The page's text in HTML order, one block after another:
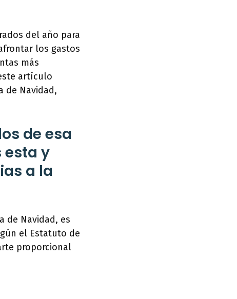
del año para
los gastos
más
artículo
de Navidad,
de esa
esta y
a la
de Navidad, es
el Estatuto de
proporcional